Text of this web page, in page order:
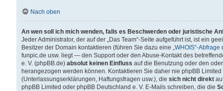
Nach oben
An wen soll ich mich wenden, falls es Beschwerden oder juristische
Jeder Administrator, der auf der „Das Team“-Seite aufgeführt ist, ist ein
Besitzer der Domain kontaktieren (führen Sie dazu eine „WHOIS“-Abfrage
funpic.de usw. liegt — den Support oder den Abuse-Kontakt des
e. V. (phpBB.de) absolut keinen Einfluss auf die Benutzung oder den
herangezogen werden können. Kontaktieren Sie daher nie phpBB
(Unterlassungserklärungen, Haftungsfragen usw.), die sich nicht direkt
phpBB Limited oder phpBB Deutschland e. V. E-Mails schreiben, die die